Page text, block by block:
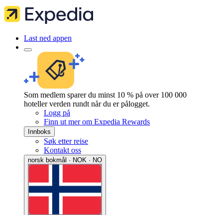
Last ned appen
Som medlem sparer du minst 10 % på over 100 000
hoteller verden rundt når du er pålogget.
Logg på
Finn ut mer om Expedia Rewards
Innboks
Søk etter reise
Kontakt oss
norsk bokmål · NOK · NO